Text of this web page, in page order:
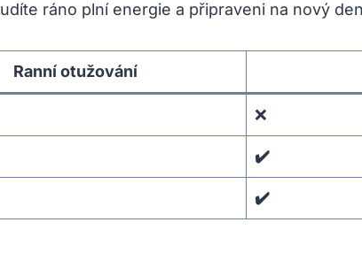
ráno plní energie a připraveni na nový
Ranní otužování
❌
✔️
✔️